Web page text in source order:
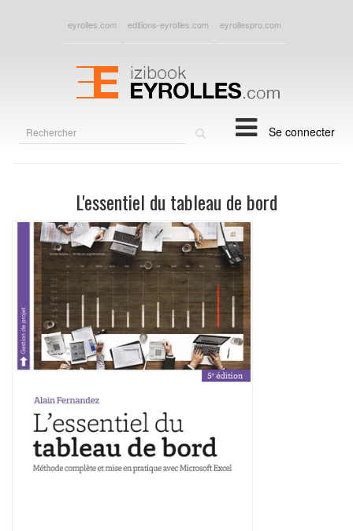
eyrolles.com editions-eyrolles.com eyrollespro.com
Se connecter
L'essentiel du tableau de bord